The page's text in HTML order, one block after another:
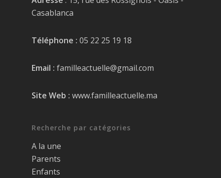
Casablanca
Téléphone : 05 22 25 19 18
Email : familleactuelle@gmail.com
Site Web : www.familleactuelle.ma
Recherche par catégories
A la une
Parents
Enfants